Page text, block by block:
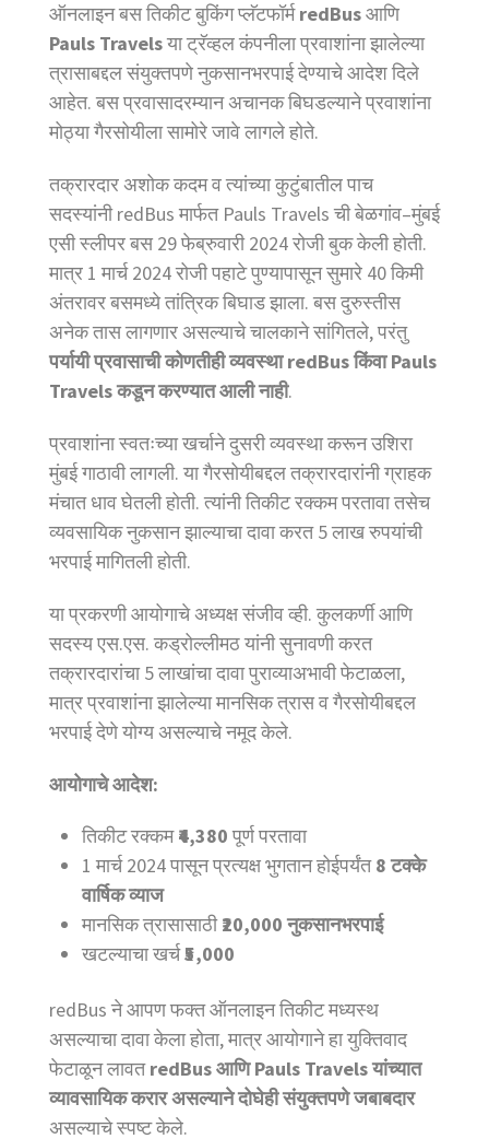
ऑनलाइन बस तिकीट बुकिंग प्लॅटफॉर्मredBusआणि
Pauls Travelsया ट्रॅव्हल कंपनीला प्रवाशांना झालेल्या
त्रासाबद्दल संयुक्तपणे नुकसानभरपाई देण्याचे आदेश दिले
आहेत. बस प्रवासादरम्यान अचानक बिघडल्याने प्रवाशांना
मोठ्या गैरसोयीला सामोरे जावे लागले होते.
तक्रारदार अशोक कदम व त्यांच्या कुटुंबातील पाच
सदस्यांनी redBus मार्फत Pauls Travels ची बेळगांव–मुंबई
एसी स्लीपर बस 29 फेब्रुवारी 2024 रोजी बुक केली होती.
मात्र 1 मार्च 2024 रोजी पहाटे पुण्यापासून सुमारे 40 किमी
अंतरावर बसमध्ये तांत्रिक बिघाड झाला. बस दुरुस्तीस
अनेक तास लागणार असल्याचे चालकाने सांगितले, परंतु
पर्यायी प्रवासाची कोणतीही व्यवस्था redBus किंवा Pauls
Travels कडून करण्यात आली नाही.
प्रवाशांना स्वतःच्या खर्चाने दुसरी व्यवस्था करून उशिरा
मुंबई गाठावी लागली. या गैरसोयीबद्दल तक्रारदारांनी ग्राहक
मंचात धाव घेतली होती. त्यांनी तिकीट रक्कम परतावा तसेच
व्यवसायिक नुकसान झाल्याचा दावा करत 5 लाख रुपयांची
भरपाई मागितली होती.
या प्रकरणी आयोगाचे अध्यक्ष संजीव व्ही. कुलकर्णी आणि
सदस्य एस.एस. कड्रोल्लीमठ यांनी सुनावणी करत
तक्रारदारांचा 5 लाखांचा दावा पुराव्याअभावी फेटाळला,
मात्र प्रवाशांना झालेल्या मानसिक त्रास व गैरसोयीबद्दल
भरपाई देणे योग्य असल्याचे नमूद केले.
आयोगाचे आदेश:
तिकीट रक्कम₹4,380पूर्ण परतावा
1 मार्च 2024 पासून प्रत्यक्ष भुगतान होईपर्यंत8 टक्के
वार्षिक व्याज
मानसिक त्रासासाठी₹20,000 नुकसानभरपाई
खटल्याचा खर्च₹5,000
redBus ने आपण फक्त ऑनलाइन तिकीट मध्यस्थ
असल्याचा दावा केला होता, मात्र आयोगाने हा युक्तिवाद
फेटाळून लावतredBus आणि Pauls Travels यांच्यात
व्यावसायिक करार असल्याने दोघेही संयुक्तपणे जबाबदार
असल्याचे स्पष्ट केले.